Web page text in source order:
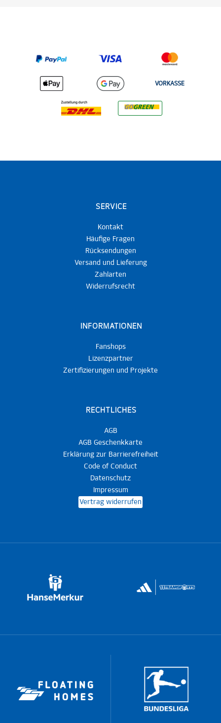
VORKASSE
SERVICE
Kontakt
Häufige Fragen
Rücksendungen
Versand und Lieferung
Zahlarten
Widerrufsrecht
INFORMATIONEN
Fanshops
Lizenzpartner
Zertifizierungen und Projekte
RECHTLICHES
AGB
AGB Geschenkkarte
Erklärung zur Barrierefreiheit
Code of Conduct
Datenschutz
Impressum
Vertrag widerrufen